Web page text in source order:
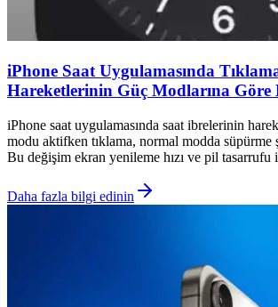
iPhone Saat Uygulamasında
Hareketlerinin Güç Modlarına Göre
iPhone saat uygulamasında saat ibrelerinin
modu aktifken tıklama, normal modda süpürme
Bu değişim ekran yenileme hızı ve pil
Daha fazla bilgi edinin